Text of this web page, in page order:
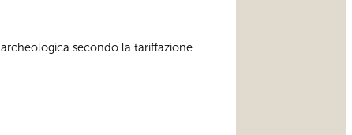
secondo la tariffazione